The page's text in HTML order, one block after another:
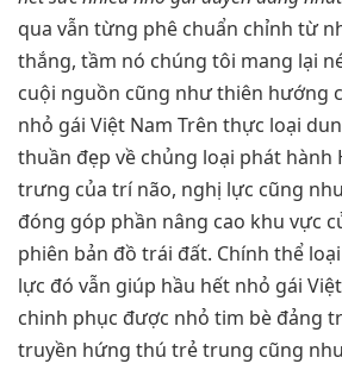
qua vẫn từng phê chuẩn chỉnh từ
thắng, tầm nó chúng tôi mang lại
cuội nguồn cũng như thiên hướng
nhỏ gái Việt Nam Trên thực loại
thuần đẹp về chủng loại phát hành
trưng của trí não, nghị lực cũng
đóng góp phần nâng cao khu vực
phiên bản đồ trái đất. Chính thể
lực đó vẫn giúp hầu hết nhỏ gái
chinh phục được nhỏ tim bè đảng
truyền hứng thú trẻ trung cũng